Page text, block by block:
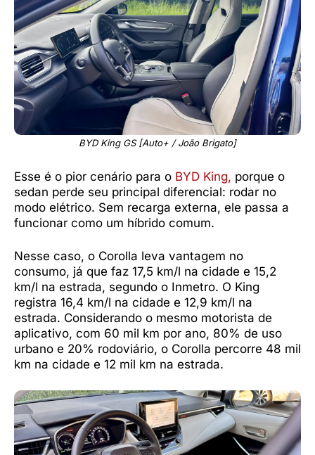
BYD King GS [Auto+ / João Brigato]
Esse é o pior cenário para o BYD King, porque o
sedan perde seu principal diferencial: rodar no
modo elétrico. Sem recarga externa, ele passa a
funcionar como um híbrido comum.
Nesse caso, o Corolla leva vantagem no
consumo, já que faz 17,5 km/l na cidade e 15,2
km/l na estrada, segundo o Inmetro. O King
registra 16,4 km/l na cidade e 12,9 km/l na
estrada. Considerando o mesmo motorista de
aplicativo, com 60 mil km por ano, 80% de uso
urbano e 20% rodoviário, o Corolla percorre 48 mil
km na cidade e 12 mil km na estrada.